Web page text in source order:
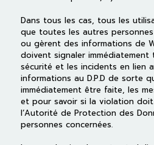
Dans tous les cas, tous les
que toutes les autres
ou gèrent des informations de
doivent signaler
sécurité et les incidents en lien
informations au D.P.D de sorte
immédiatement être faite, les
et pour savoir si la violation
l’Autorité de Protection des
personnes concernées.